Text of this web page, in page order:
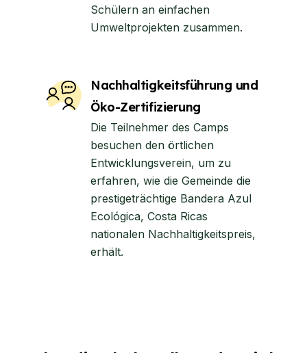
Schülern an einfachen
Umweltprojekten zusammen.
Nachhaltigkeitsführung und
Öko-Zertifizierung
Die Teilnehmer des Camps
besuchen den örtlichen
Entwicklungsverein, um zu
erfahren, wie die Gemeinde die
prestigeträchtige Bandera Azul
Ecológica, Costa Ricas
nationalen Nachhaltigkeitspreis,
erhält.